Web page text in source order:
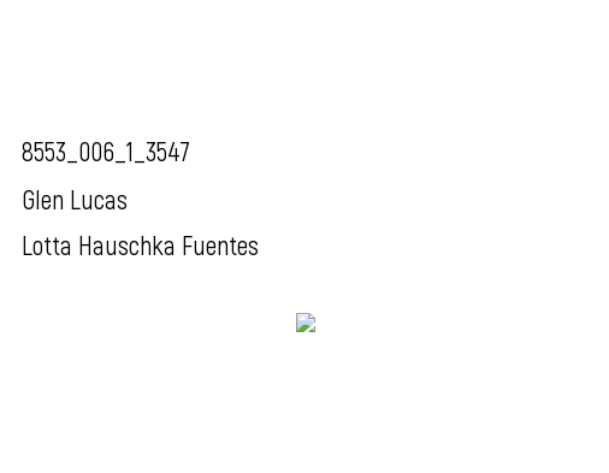
8553_006_1_3547
Glen Lucas
Lotta Hauschka Fuentes